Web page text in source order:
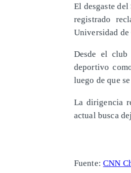
El desgaste
registrado
Universidad
Desde el
deportivo
luego de que
La dirigencia
actual busca
Fuente:CNN